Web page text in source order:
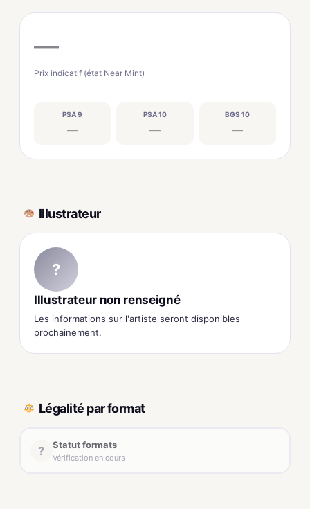
—
Prix indicatif (état Near Mint)
PSA 9
—
PSA 10
—
BGS 10
—
Illustrateur
?
Illustrateur non renseigné
Les informations sur l'artiste seront disponibles
prochainement.
Légalité par format
? Statut formats
Vérification en cours